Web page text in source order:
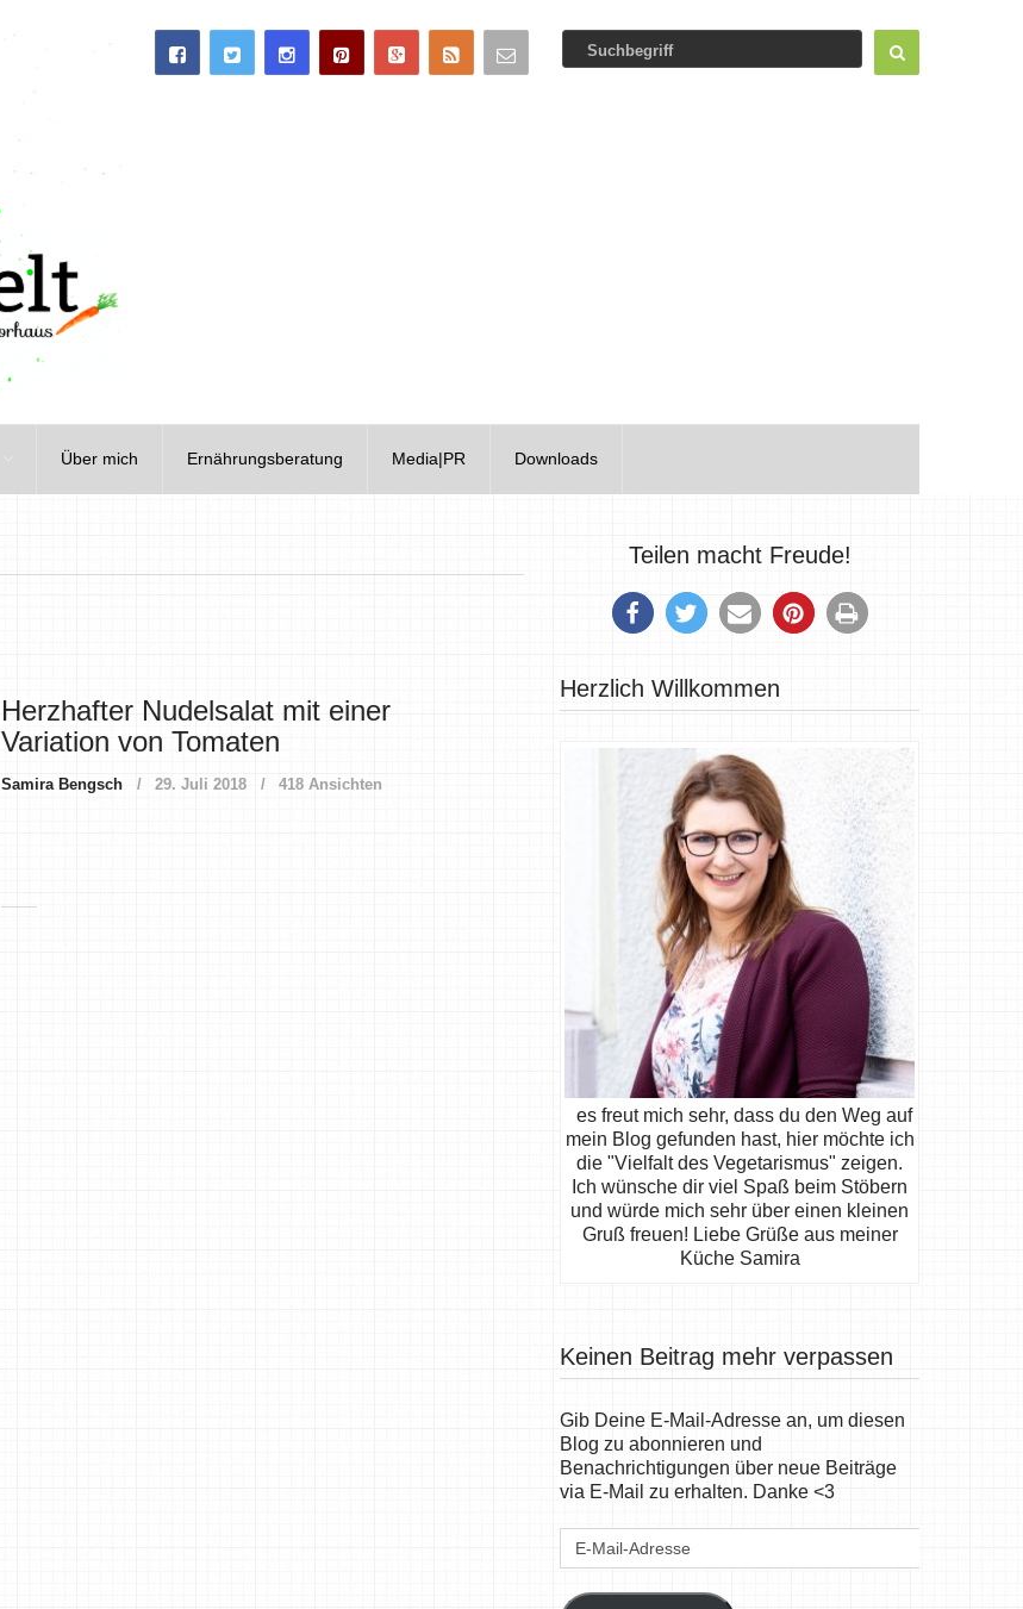
Über mich Ernährungsberatung Media|PR Downloads
Herzhafter Nudelsalat mit einer
Variation von Tomaten
Samira Bengsch 29. Juli 2018 418 Ansichten
Teilen macht Freude!
Herzlich Willkommen
es freut mich sehr, dass du den Weg auf
mein Blog gefunden hast, hier möchte ich
die "Vielfalt des Vegetarismus" zeigen.
Ich wünsche dir viel Spaß beim Stöbern
und würde mich sehr über einen kleinen
Gruß freuen! Liebe Grüße aus meiner
Küche Samira
Keinen Beitrag mehr verpassen
Gib Deine E-Mail-Adresse an, um diesen
Blog zu abonnieren und
Benachrichtigungen über neue Beiträge
via E-Mail zu erhalten. Danke <3
E-